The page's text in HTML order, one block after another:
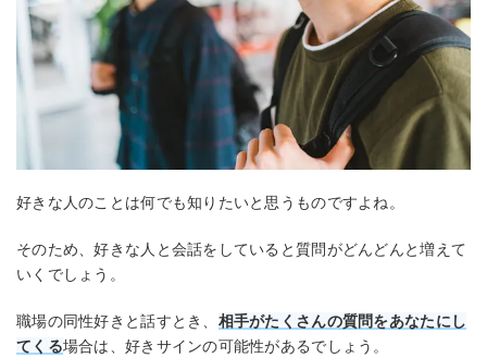
好きな人のことは何でも知りたいと思うものですよね。
そのため、好きな人と会話をしていると質問がどんどんと増えて
いくでしょう。
職場の同性好きと話すとき、 相手がたくさんの質問をあなたにし
てくる場合は、好きサインの可能性があるでしょう。